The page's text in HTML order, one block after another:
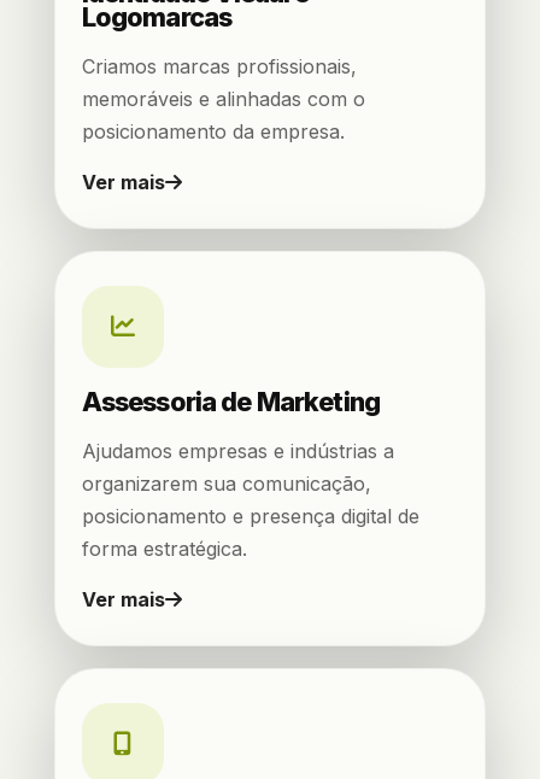
Logomarcas
Criamos marcas profissionais,
memoráveis e alinhadas com o
posicionamento da empresa.
Ver mais
Assessoria de Marketing
Ajudamos empresas e indústrias a
organizarem sua comunicação,
posicionamento e presença digital de
forma estratégica.
Ver mais